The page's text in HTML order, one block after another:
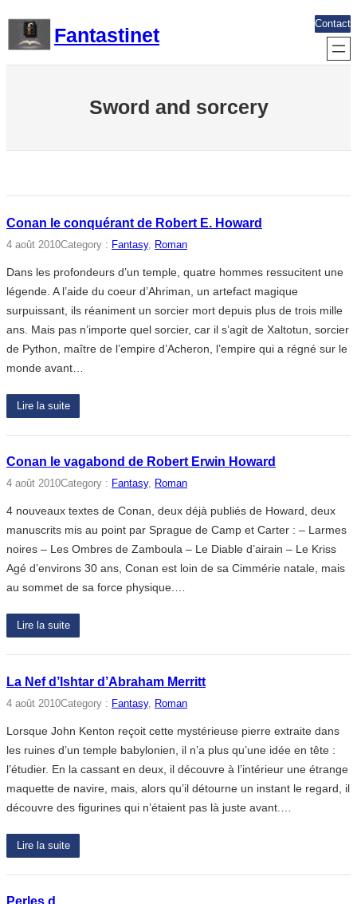
contenu
Fantastinet
Contact
Sword and sorcery
Conan le conquérant de Robert E. Howard
4 août 2010Category : Fantasy, Roman
Dans les profondeurs d’un temple, quatre hommes ressucitent une
légende. A l’aide du coeur d’Ahriman, un artefact magique
surpuissant, ils réaniment un sorcier mort depuis plus de trois mille
ans. Mais pas n’importe quel sorcier, car il s’agit de Xaltotun, sorcier
de Python, maître de l’empire d’Acheron, l’empire qui a régné sur le
monde avant…
Lire la suite
Conan le vagabond de Robert Erwin Howard
4 août 2010Category : Fantasy, Roman
4 nouveaux textes de Conan, deux déjà publiés de Howard, deux
manuscrits mis au point par Sprague de Camp et Carter : – Larmes
noires – Les Ombres de Zamboula – Le Diable d’airain – Le Kriss
Agé d’environs 30 ans, Conan est loin de sa Cimmérie natale, mais
au sommet de sa force physique.…
Lire la suite
La Nef d’Ishtar d’Abraham Merritt
4 août 2010Category : Fantasy, Roman
Lorsque John Kenton reçoit cette mystérieuse pierre extraite dans
les ruines d’un temple babylonien, il n’a plus qu’une idée en tête :
l’étudier. En la cassant en deux, il découvre à l’intérieur une étrange
maquette de navire, mais, alors qu’il détourne un instant le regard, il
découvre des figurines qui n’étaient pas là juste avant.…
Lire la suite